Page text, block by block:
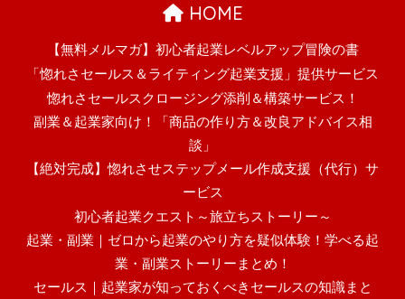
HOME
【無料メルマガ】初心者起業レベルアップ冒険の書
「惚れさセールス＆ライティング起業支援」提供サービス
惚れさセールスクロージング添削＆構築サービス！
副業＆起業家向け！「商品の作り方＆改良アドバイス相
談」
【絶対完成】惚れさせステップメール作成支援（代行）サ
ービス
初心者起業クエスト～旅立ちストーリー～
起業・副業｜ゼロから起業のやり方を疑似体験！学べる起
業・副業ストーリーまとめ！
セールス｜起業家が知っておくべきセールスの知識まと